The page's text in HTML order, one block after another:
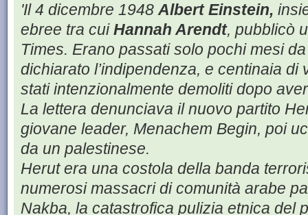
'Il 4 dicembre 1948Albert Einstein,
ebree tra cuiHannah Arendt, pubblicò
Times. Erano passati solo pochi mesi
dichiarato l’indipendenza, e centinaia di
stati intenzionalmente demoliti dopo
La lettera denunciava il nuovo partito
giovane leader, Menachem Begin, poi
da un palestinese.
Herut era una costola della banda
numerosi massacri di comunità arabe
Nakba, la catastrofica pulizia etnica del